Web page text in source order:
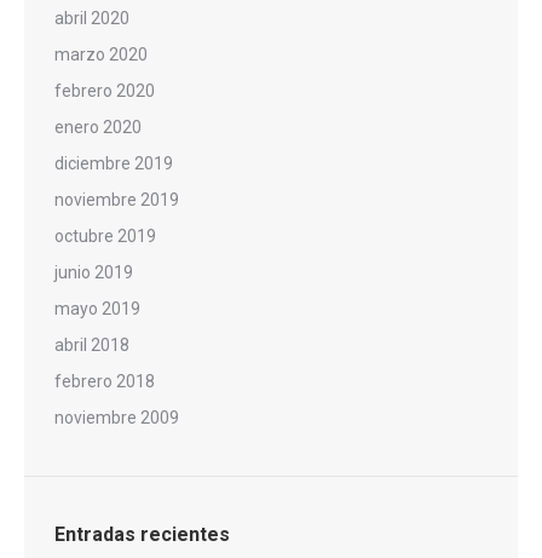
abril 2020
marzo 2020
febrero 2020
enero 2020
diciembre 2019
noviembre 2019
octubre 2019
junio 2019
mayo 2019
abril 2018
febrero 2018
noviembre 2009
Entradas recientes